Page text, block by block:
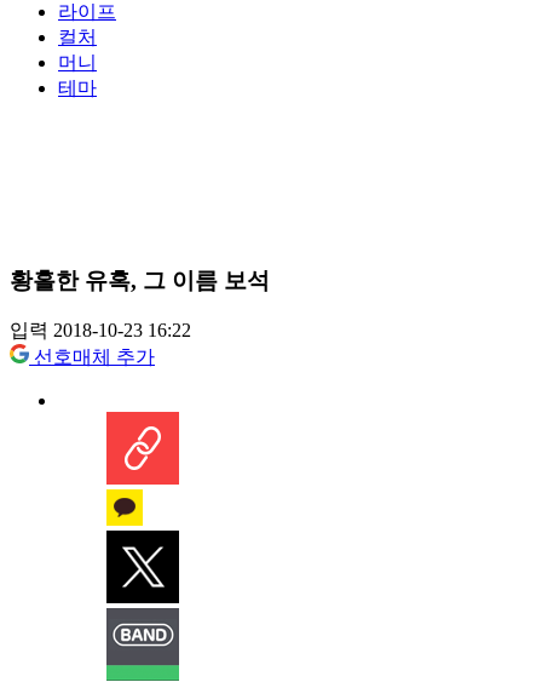
라이프
컬처
머니
테마
황홀한 유혹, 그 이름 보석
입력 2018-10-23 16:22
선호매체 추가